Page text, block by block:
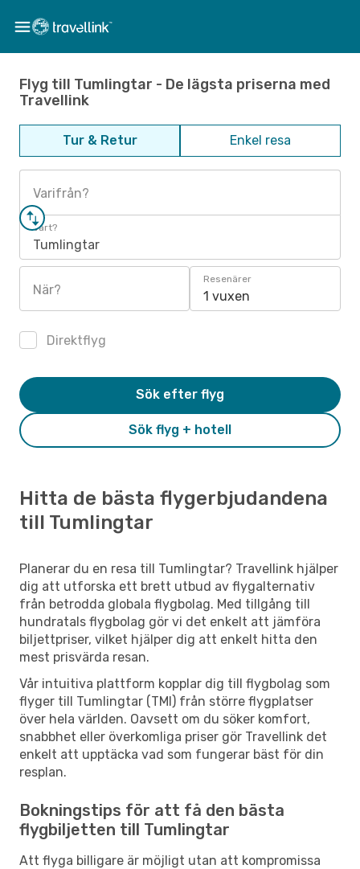
Flyg till Tumlingtar - De lägsta priserna med
Travellink
Tur & Retur Enkel resa
Varifrån?
Vart?
Tumlingtar
När?
Resenärer
1 vuxen
Direktflyg
Sök flyg + hotell
Sök efter flyg
Hitta de bästa flygerbjudandena
till Tumlingtar
Planerar du en resa till Tumlingtar? Travellink hjälper
dig att utforska ett brett utbud av flygalternativ
från betrodda globala flygbolag. Med tillgång till
hundratals flygbolag gör vi det enkelt att jämföra
biljettpriser, vilket hjälper dig att enkelt hitta den
mest prisvärda resan.
Vår intuitiva plattform kopplar dig till flygbolag som
flyger till Tumlingtar (TMI) från större flygplatser
över hela världen. Oavsett om du söker komfort,
snabbhet eller överkomliga priser gör Travellink det
enkelt att upptäcka vad som fungerar bäst för din
resplan.
Bokningstips för att få den bästa
flygbiljetten till Tumlingtar
Att flyga billigare är möjligt utan att kompromissa